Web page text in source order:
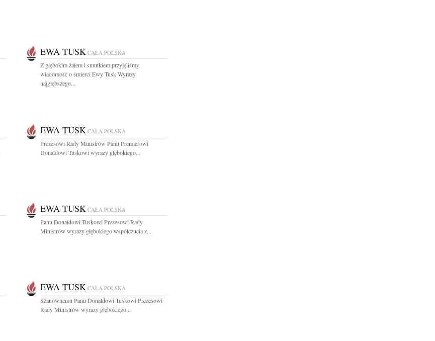
EWA TUSK CAŁA POLSKA
Z głębokim żalem i smutkiem przyjęliśmy
wiadomość o śmierci Ewy Tusk Wyrazy
najgłębszego...
EWA TUSK CAŁA POLSKA
Prezesowi Rady Ministrów Panu Premierowi
Donaldowi Tuskowi wyrazy głębokiego...
EWA TUSK CAŁA POLSKA
Panu Donaldowi Tuskowi Prezesowi Rady
Ministrów wyrazy głębokiego współczucia z...
EWA TUSK CAŁA POLSKA
Szanownemu Panu Donaldowi Tuskowi Prezesowi
Rady Ministrów wyrazy głębokiego...